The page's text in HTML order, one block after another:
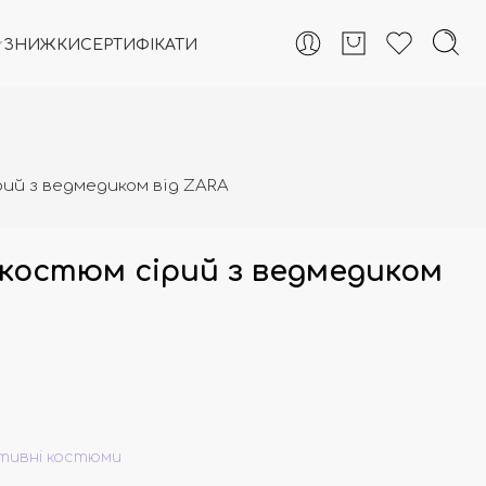
ЗНИЖКИСЕРТИФІКАТИ
з ведмедиком від ZARA
сірий з ведмедиком
костюми